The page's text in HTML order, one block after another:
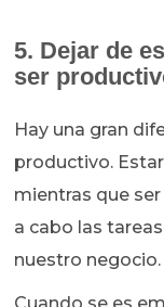
5. Dejar de
ser
Hay una gran
productivo.
mientras que
a cabo las
nuestro negocio.